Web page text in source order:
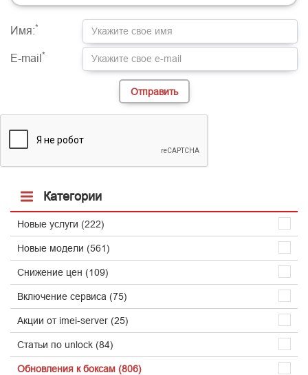
-
-
-
-
-
-
-
Имя:*
E-mail *
Категории
Новые услуги (222)
Новые модели (561)
Снижение цен (109)
Включение сервиса (75)
Акции от imei-server (25)
Статьи по unlock (84)
Обновления к боксам (806)